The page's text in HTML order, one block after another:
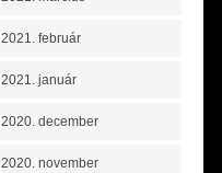
2021. február
2021. január
2020. december
2020. november